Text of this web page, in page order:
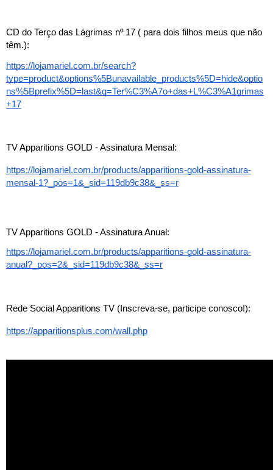
CD do Terço das Lágrimas nº 17 ( para dois filhos meus que não
têm.):
https://lojamariel.com.br/search?
type=product&options%5Bunavailable_products%5D=hide&optio
ns%5Bprefix%5D=last&q=Ter%C3%A7o+das+L%C3%A1grimas
+17
TV Apparitions GOLD - Assinatura Mensal:
https://lojamariel.com.br/products/apparitions-gold-assinatura-
mensal-1?_pos=1&_sid=119db9c38&_ss=r
TV Apparitions GOLD - Assinatura Anual :
https://lojamariel.com.br/products/apparitions-gold-assinatura-
anual?_pos=2&_sid=119db9c38&_ss=r
Rede Social Apparitions TV (Inscreva-se, participe conosco!):
https://apparitionsplus.com/wall.php